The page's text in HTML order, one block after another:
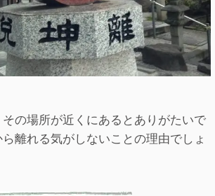
の場所が近くにあるとありがたいで
離れる気がしないことの理由でしょ